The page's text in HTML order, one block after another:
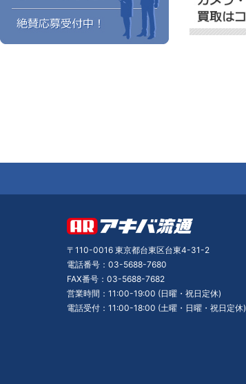
〒110-0016 東京都台東区台東4-31-2
電話番号：03-5688-7680
FAX番号：03-5688-7682
営業時間：11:00-19:00 (日曜・祝日定休)
電話受付：11:00-18:00 (土曜・日曜・祝日定休)